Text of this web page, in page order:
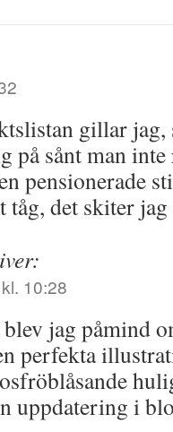
gillar jag,
på sånt man
pensionerade
tåg, det skiter
10:28
blev jag påmind
perfekta
uppdatering i